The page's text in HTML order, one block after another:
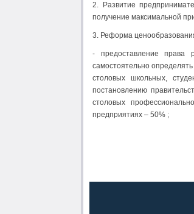
2. Развитие
получение максимальной
3. Реформа
- предоставление права
самостоятельно
столовых школьных,
постановлению
столовых
предприятиях – 50% ;